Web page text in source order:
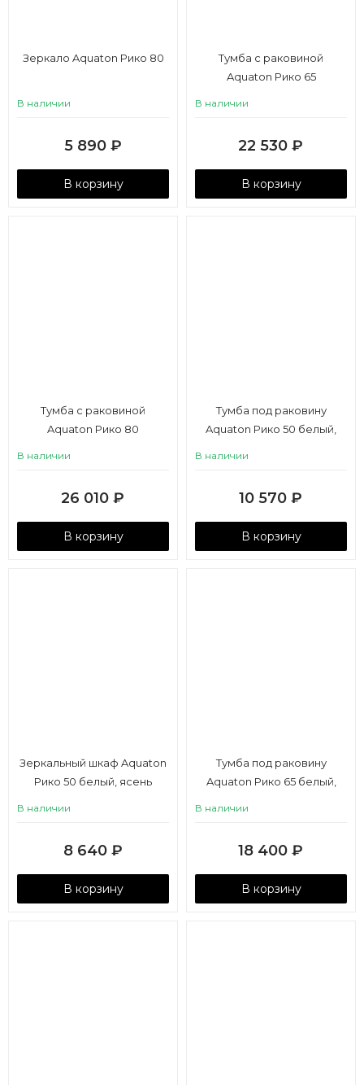
Зеркало Aquaton Рико 80
В наличии
5 890 ₽
В корзину
Тумба с раковиной
Aquaton Рико 65
В наличии
22 530 ₽
В корзину
Тумба с раковиной
Aquaton Рико 80
В наличии
26 010 ₽
В корзину
Тумба под раковину
Aquaton Рико 50 белый,
В наличии
10 570 ₽
В корзину
Зеркальный шкаф Aquaton
Рико 50 белый, ясень
В наличии
8 640 ₽
В корзину
Тумба под раковину
Aquaton Рико 65 белый,
В наличии
18 400 ₽
В корзину